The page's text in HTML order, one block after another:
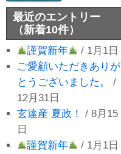
最近のエントリー
（新着10件）
謹賀新年
/ 1月1日
ご愛顧いただきありが
とうございました。
/
12月31日
玄達産 夏政！
/ 8月15
日
謹賀新年
/ 1月1日